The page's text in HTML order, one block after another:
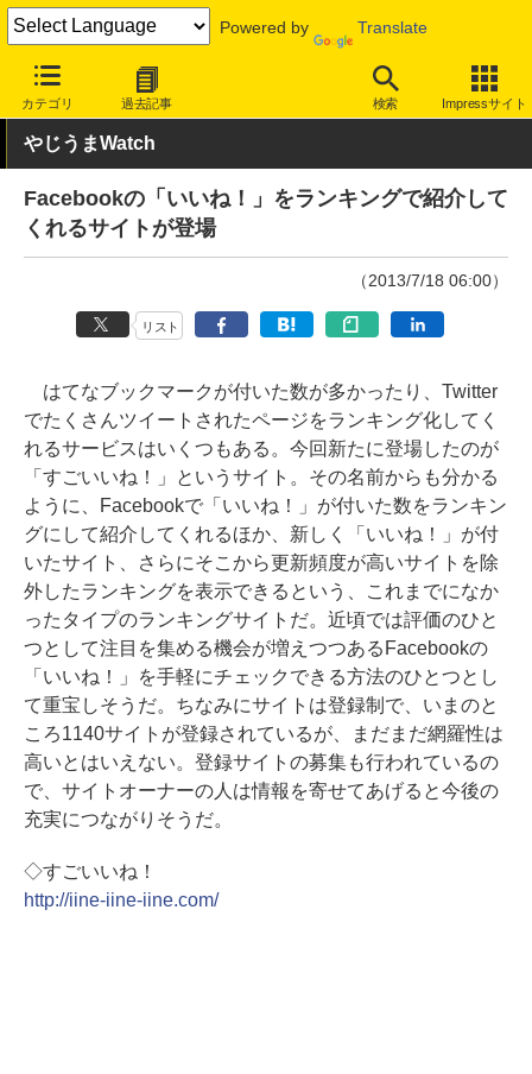
Powered by Translate
カテゴリ 過去記事 検索 Impressサイト
INTERNET Watch トピック
やじうまWatch
Facebookの「いいね！」をランキングで紹介して
くれるサイトが登場
（2013/7/18 06:00）
リスト
はてなブックマークが付いた数が多かったり、Twitter
でたくさんツイートされたページをランキング化してく
れるサービスはいくつもある。今回新たに登場したのが
「すごいいね！」というサイト。その名前からも分かる
ように、Facebookで「いいね！」が付いた数をランキン
グにして紹介してくれるほか、新しく「いいね！」が付
いたサイト、さらにそこから更新頻度が高いサイトを除
外したランキングを表示できるという、これまでになか
ったタイプのランキングサイトだ。近頃では評価のひと
つとして注目を集める機会が増えつつあるFacebookの
「いいね！」を手軽にチェックできる方法のひとつとし
て重宝しそうだ。ちなみにサイトは登録制で、いまのと
ころ1140サイトが登録されているが、まだまだ網羅性は
高いとはいえない。登録サイトの募集も行われているの
で、サイトオーナーの人は情報を寄せてあげると今後の
充実につながりそうだ。
◇すごいいね！
http://iine-iine-iine.com/